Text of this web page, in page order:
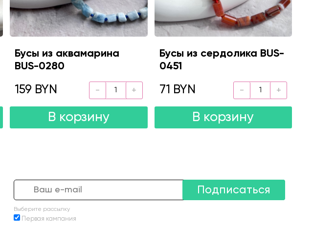
Бусы из аквамарина
BUS-0280
159 BYN
В корзину
Бусы из сердолика BUS-
0451
71 BYN
В корзину
Подписаться
Выберите рассылку
Первая кампания